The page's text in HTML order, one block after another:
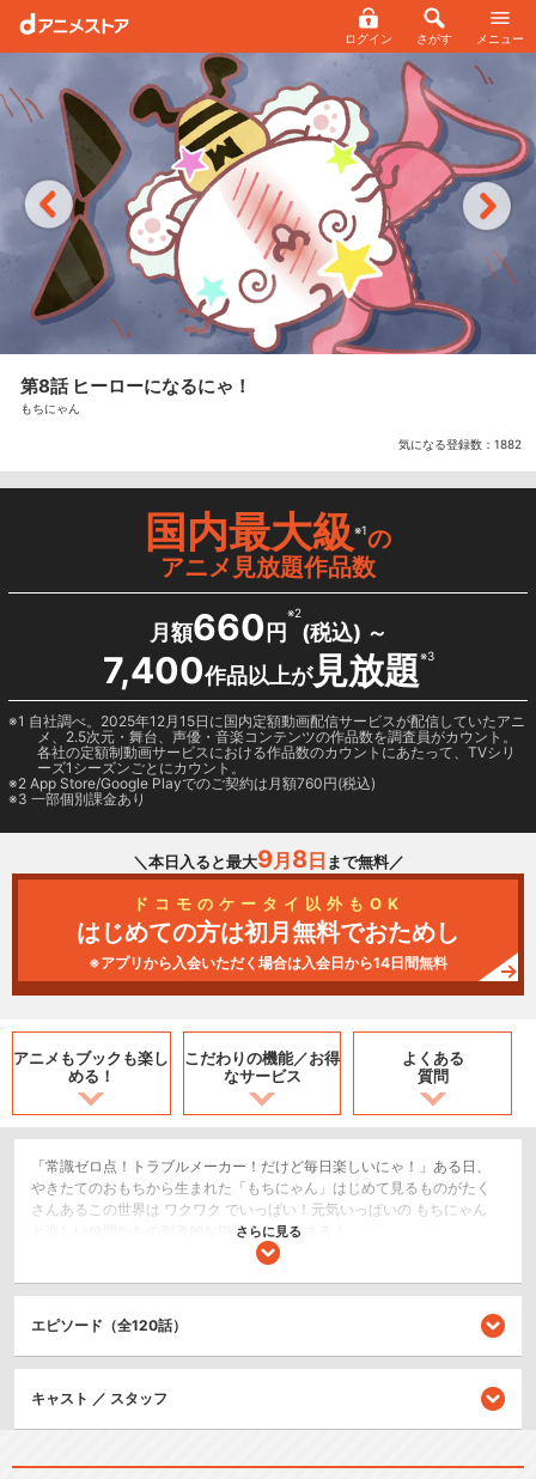
ログイン さがす メニュー
第8話 ヒーローになるにゃ！
もちにゃん
気になる登録数： 1882
国内最大級※1の
アニメ見放題作品数
月額660 円
※2
(税込) ～
7,400作品以上が見放題※3
1 自社調べ。2025年12月15日に国内定額動画配信サービスが配信していたアニ
メ、2.5次元・舞台、声優・音楽コンテンツの作品数を調査員がカウント。
各社の定額制動画サービスにおける作品数のカウントにあたって、TVシリ
ーズ1シーズンごとにカウント。
2 App Store/Google Playでのご契約は月額760円(税込)
3 一部個別課金あり
＼本日入ると最大9月 8日 まで無料／
ドコモのケータイ以外もOK
はじめての方は初月無料でおためし
※アプリから入会いただく場合は入会日から14日間無料
アニメもブックも楽し
める！
こだわりの機能／お得
なサービス
よくある
質問
「常識ゼロ点！トラブルメーカー！だけど毎日楽しいにゃ！」ある日、
やきたてのおもちから生まれた「もちにゃん」はじめて見るものがたく
さんあるこの世界は ワクワク でいっぱい！元気いっぱいの もちにゃん
と楽しい仲間たちの刺激的な毎日が今はじまる！
ショート
さらに見る
エピソード（全120話）
キャスト ／ スタッフ